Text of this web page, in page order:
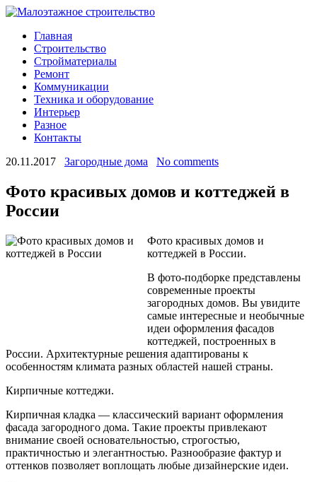
Главная
Строительство
Стройматериалы
Ремонт
Коммуникации
Техника и оборудование
Интерьер
Разное
Контакты
20.11.2017
Загородные дома No comments
Фото красивых домов и коттеджей в
России
Фото красивых домов и
коттеджей в России.
В фото-подборке представлены
современные проекты
загородных домов. Вы увидите
самые интересные и необычные
идеи оформления фасадов
коттеджей, построенных в
России. Архитектурные решения адаптированы к
особенностям климата разных областей нашей страны.
Кирпичные коттеджи.
Кирпичная кладка — классический вариант оформления
фасада загородного дома. Такие проекты привлекают
внимание своей основательностью, строгостью,
практичностью и элегантностью. Разнообразие фактур и
оттенков позволяет воплощать любые дизайнерские идеи.